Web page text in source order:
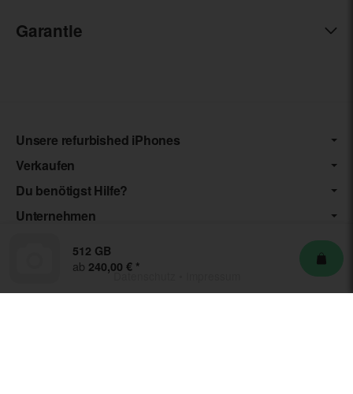
512 GB
ab 240,00 € *
Garantie
Unsere refurbished iPhones
Verkaufen
Du benötigst Hilfe?
Unternehmen
Datenschutz